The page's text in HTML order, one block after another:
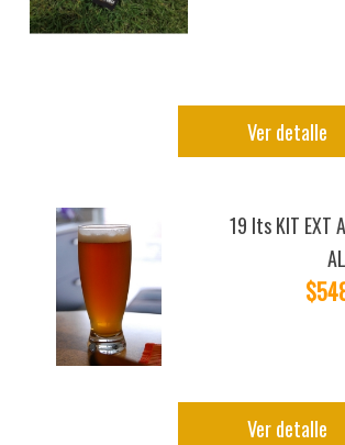
Ver detalle
19 lts KIT EXT
Ver detalle